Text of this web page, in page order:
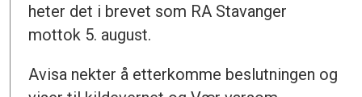
heter det i brevet som RA Stavanger
mottok 5. august.
Avisa nekter å etterkomme beslutningen og